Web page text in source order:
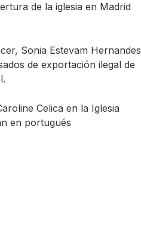
de la iglesia en Madrid
Sonia Estevam Hernandes
de exportación ilegal de
Celica en la Iglesia
en portugués